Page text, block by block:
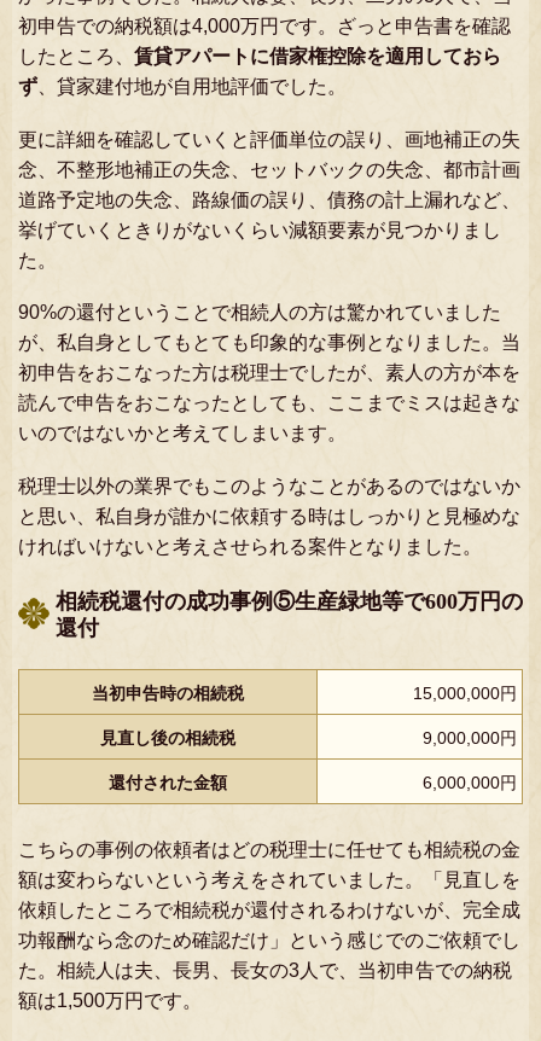
初申告での納税額は4,000万円です。ざっと申告書を確認
したところ、 賃貸アパートに借家権控除を適用しておら
ず 、貸家建付地が自用地評価でした。
更に詳細を確認していくと評価単位の誤り、画地補正の失
念、不整形地補正の失念、セットバックの失念、都市計画
道路予定地の失念、路線価の誤り、債務の計上漏れなど、
挙げていくときりがないくらい減額要素が見つかりまし
た。
90%の還付ということで相続人の方は驚かれていました
が、私自身としてもとても印象的な事例となりました。当
初申告をおこなった方は税理士でしたが、素人の方が本を
読んで申告をおこなったとしても、ここまでミスは起きな
いのではないかと考えてしまいます。
税理士以外の業界でもこのようなことがあるのではないか
と思い、私自身が誰かに依頼する時はしっかりと見極めな
ければいけないと考えさせられる案件となりました。
相続税還付の成功事例⑤生産緑地等で600万円の
還付
当初申告時の相続税 15,000,000円
見直し後の相続税 9,000,000円
還付された金額 6,000,000円
こちらの事例の依頼者はどの税理士に任せても相続税の金
額は変わらないという考えをされていました。「見直しを
依頼したところで相続税が還付されるわけないが、完全成
功報酬なら念のため確認だけ」という感じでのご依頼でし
た。相続人は夫、長男、長女の3人で、当初申告での納税
額は1,500万円です。